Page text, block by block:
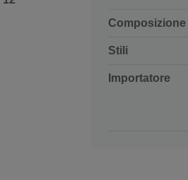
Composizione
Stili
Importatore